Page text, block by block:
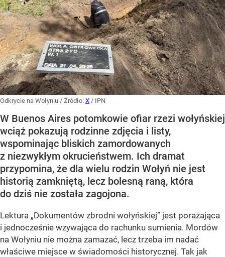
Odkrycie na Wołyniu / Źródło: X / IPN
W Buenos Aires potomkowie ofiar rzezi wołyńskiej
wciąż pokazują rodzinne zdjęcia i listy,
wspominając bliskich zamordowanych
z niezwykłym okrucieństwem. Ich dramat
przypomina, że dla wielu rodzin Wołyń nie jest
historią zamkniętą, lecz bolesną raną, która
do dziś nie została zagojona.
Lektura „Dokumentów zbrodni wołyńskiej” jest porażająca
i jednocześnie wzywająca do rachunku sumienia. Mordów
na Wołyniu nie można zamazać, lecz trzeba im nadać
właściwe miejsce w świadomości historycznej. Tak jak